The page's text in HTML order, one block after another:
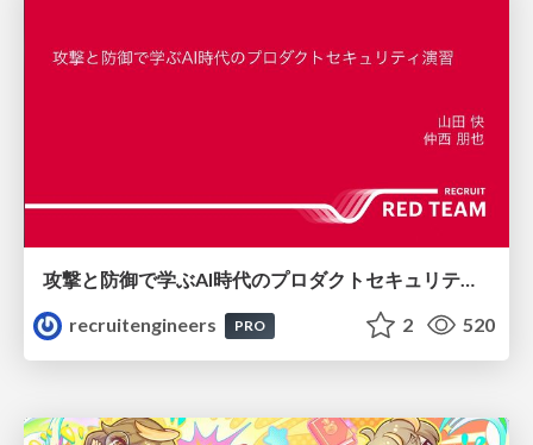
攻撃と防御で学ぶAI時代のプロダクトセキュリティ演習
recruitengineers
PRO 2 520